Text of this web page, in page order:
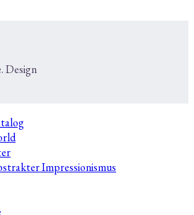
Design
Impressionismus